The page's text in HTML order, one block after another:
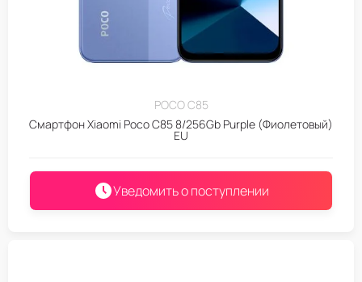
POCO C85
Смартфон Xiaomi Poco C85 8/256Gb Purple (Фиолетовый)
EU
Уведомить о поступлении